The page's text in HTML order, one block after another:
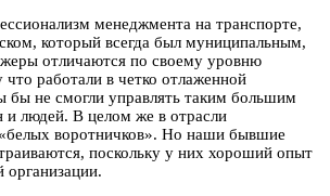
менеджмента на транспорте,
который всегда был муниципальным,
отличаются по своему уровню
работали в четко отлаженной
бы не смогли управлять таким большим
и людей. В целом же в отрасли
воротничков». Но наши бывшие
поскольку у них хороший опыт
организации.